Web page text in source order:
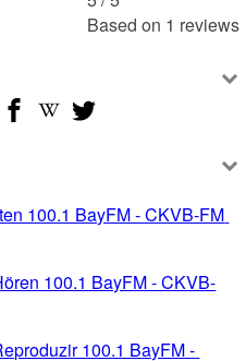
Based on 1 reviews
100.1 BayFM - CKVB-FM
100.1 BayFM - CKVB-
100.1 BayFM -